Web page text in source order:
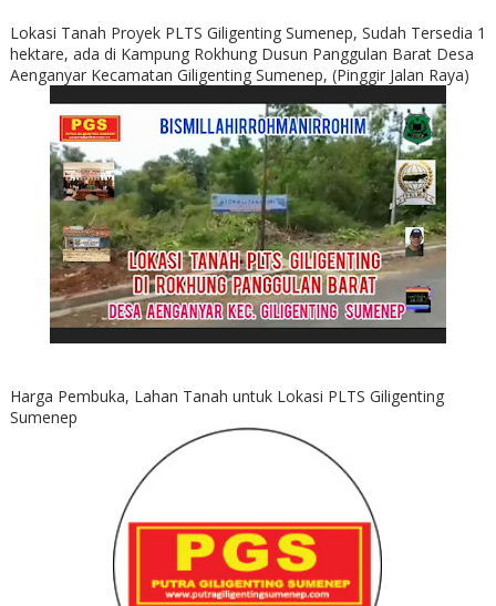
Lokasi Tanah Proyek PLTS Giligenting Sumenep, Sudah Tersedia 1
hektare, ada di Kampung Rokhung Dusun Panggulan Barat Desa
Aenganyar Kecamatan Giligenting Sumenep, (Pinggir Jalan Raya)
Harga Pembuka, Lahan Tanah untuk Lokasi PLTS Giligenting
Sumenep